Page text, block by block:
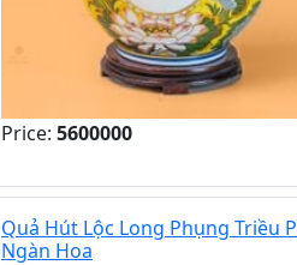
Price: 5600000
Quả Hút Lộc Long Phụng Triều
Ngàn Hoa